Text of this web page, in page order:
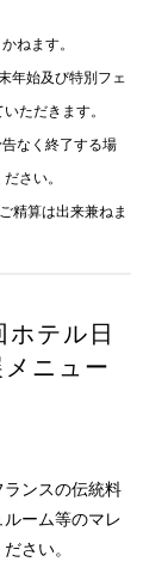
ねます。
年始及び特別フェ
ただきます。
なく終了する場
さい。
精算は出来兼ねま
テル日
ニュー
ンスの伝統料
ーム等のマレ
さい。
ルラウンジ
行
フォームからご